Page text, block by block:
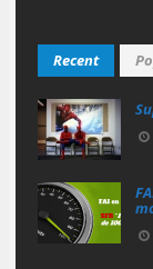
Recent